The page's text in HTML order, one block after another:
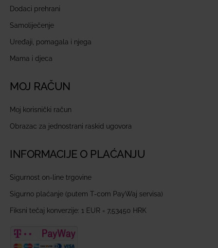
Dodaci prehrani
Samoliječenje
Uređaji, pomagala i njega
Mama i djeca
MOJ RAČUN
Moj korisnički račun
Obrazac za jednostrani raskid ugovora
INFORMACIJE O PLAĆANJU
Sigurnost on-line trgovine
Sigurno plaćanje (putem T-com PayWaj servisa)
Fiksni tečaj konverzije: 1 EUR = 7,53450 HRK